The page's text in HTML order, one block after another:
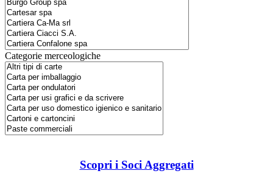
Categorie merceologiche
Scopri i Soci Aggregati